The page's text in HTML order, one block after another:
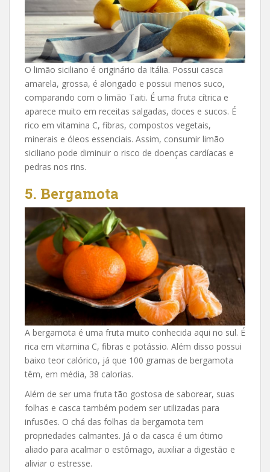
O limão siciliano é originário da Itália. Possui casca
amarela, grossa, é alongado e possui menos suco,
comparando com o limão Taiti. É uma fruta cítrica e
aparece muito em receitas salgadas, doces e sucos. É
rico em vitamina C, fibras, compostos vegetais,
minerais e óleos essenciais. Assim, consumir limão
siciliano pode diminuir o risco de doenças cardíacas e
pedras nos rins.
5. Bergamota
A bergamota é uma fruta muito conhecida aqui no sul. É
rica em vitamina C, fibras e potássio. Além disso possui
baixo teor calórico, já que 100 gramas de bergamota
têm, em média, 38 calorias.
Além de ser uma fruta tão gostosa de saborear, suas
folhas e casca também podem ser utilizadas para
infusões. O chá das folhas da bergamota tem
propriedades calmantes. Já o da casca é um ótimo
aliado para acalmar o estômago, auxiliar a digestão e
aliviar o estresse.